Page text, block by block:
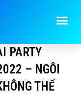
PARTY
– NGÔI
THỂ